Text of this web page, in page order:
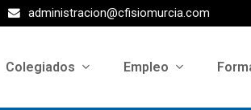
administracion@cfisiomurcia.com
Colegiados Empleo